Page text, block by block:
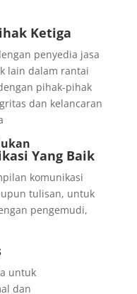
Ketiga
penyedia jasa
lain dalam rantai
pihak-pihak
dan kelancaran
Yang Baik
komunikasi
tulisan, untuk
pengemudi,
untuk
dan